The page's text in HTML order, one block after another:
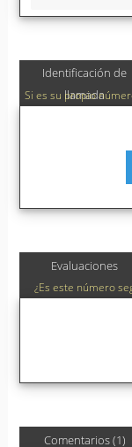
Identificación de
llamada
Si es su propio
Evaluaciones
¿Es este número
Comentarios (1)